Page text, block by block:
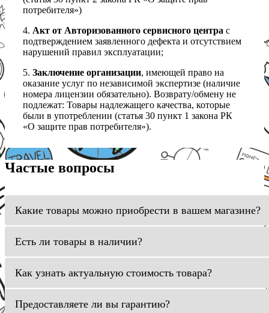
потребителя»)
4. Акт от Авторизованного сервисного центра с
подтверждением заявленного дефекта и отсутствием
нарушений правил эксплуатации;
5. Заключение организации, имеющей право на
оказание услуг по независимой экспертизе (наличие
номера лицензии обязательно). Возврату/обмену не
подлежат: Товары надлежащего качества, которые
были в употреблении (статья 30 пункт 1 закона РК
«О защите прав потребителя»).
Частые вопросы
Какие товары можно приобрести в вашем магазине?
Есть ли товары в наличии?
Как узнать актуальную стоимость товара?
Предоставляете ли вы гарантию?